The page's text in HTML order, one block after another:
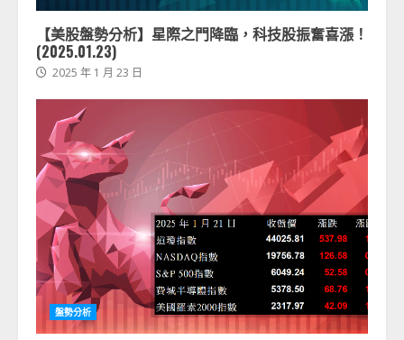
【美股盤勢分析】星際之門降臨，科技股振奮喜漲！
(2025.01.23)
2025 年 1 月 23 日
盤勢分析